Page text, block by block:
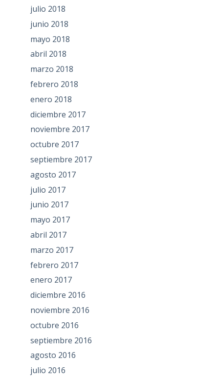
julio 2018
junio 2018
mayo 2018
abril 2018
marzo 2018
febrero 2018
enero 2018
diciembre 2017
noviembre 2017
octubre 2017
septiembre 2017
agosto 2017
julio 2017
junio 2017
mayo 2017
abril 2017
marzo 2017
febrero 2017
enero 2017
diciembre 2016
noviembre 2016
octubre 2016
septiembre 2016
agosto 2016
julio 2016